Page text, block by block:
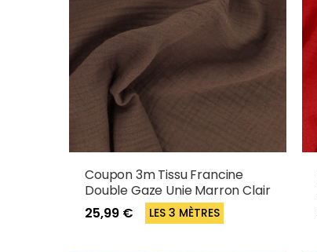
Coupon 3m Tissu Francine
Double Gaze Unie Marron Clair
25,99 €
LES 3 MÈTRES